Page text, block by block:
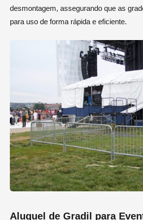
desmontagem, assegurando que as
para uso de forma rápida e eficiente.
Aluguel de Gradil para